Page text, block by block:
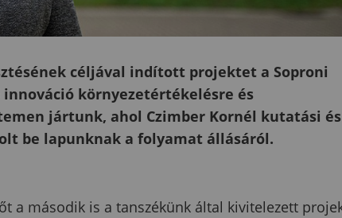
céljával indított projektet a Soproni
innováció környezetértékelésre és
jártunk, ahol Czimber Kornél kutatási és
be lapunknak a folyamat állásáról.
a második is a tanszékünk által kivitelezett